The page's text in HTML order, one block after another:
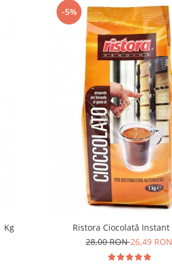
Kg
-5%
Ristora Ciocolată Instant
28,00 RON26,49 RON